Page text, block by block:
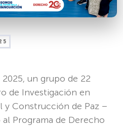
un grupo de 22
de Investigación en
Construcción de Paz –
al Programa de Derecho